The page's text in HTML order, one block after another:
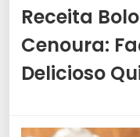
Receita
Cenoura:
Delicioso